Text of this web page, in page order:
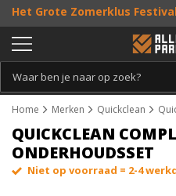
Het Grote Zomerklus
bestelling vanaf €25, en
Persoonlijk & gratis advies:013 -
Home Merken Quickclean
QUICKCLEAN
ONDERHOUDSSET
Niet op voorraad = 2-4